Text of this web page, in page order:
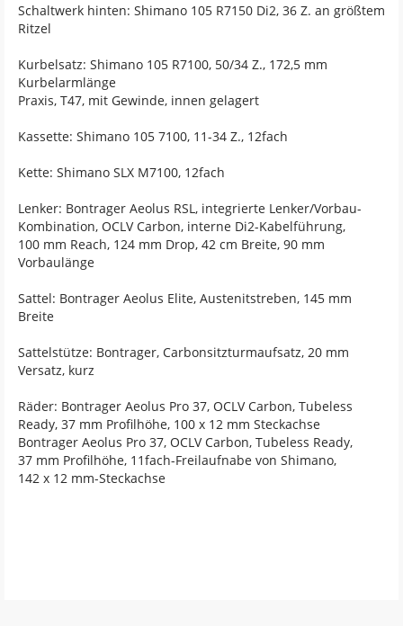
Schaltwerk hinten: Shimano 105 R7150 Di2, 36 Z. an größtem
Ritzel
Kurbelsatz: Shimano 105 R7100, 50/34 Z., 172,5 mm
Kurbelarmlänge
Praxis, T47, mit Gewinde, innen gelagert
Kassette: Shimano 105 7100, 11-34 Z., 12fach
Kette: Shimano SLX M7100, 12fach
Lenker: Bontrager Aeolus RSL, integrierte Lenker/Vorbau-
Kombination, OCLV Carbon, interne Di2-Kabelführung,
100 mm Reach, 124 mm Drop, 42 cm Breite, 90 mm
Vorbaulänge
Sattel: Bontrager Aeolus Elite, Austenitstreben, 145 mm
Breite
Sattelstütze: Bontrager, Carbonsitzturmaufsatz, 20 mm
Versatz, kurz
Räder: Bontrager Aeolus Pro 37, OCLV Carbon, Tubeless
Ready, 37 mm Profilhöhe, 100 x 12 mm Steckachse
Bontrager Aeolus Pro 37, OCLV Carbon, Tubeless Ready,
37 mm Profilhöhe, 11fach-Freilaufnabe von Shimano,
142 x 12 mm-Steckachse